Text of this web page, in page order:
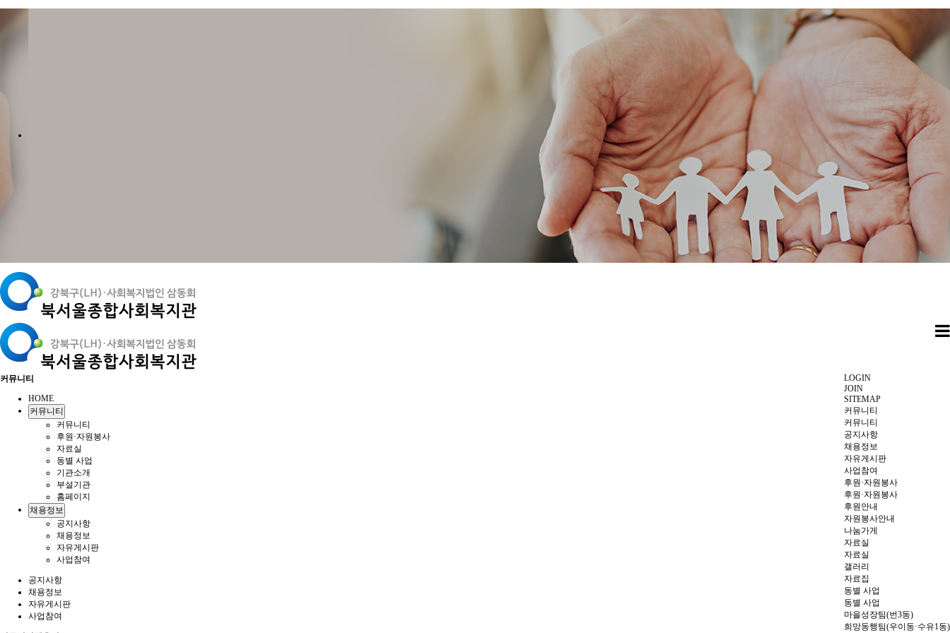
LOGIN
JOIN
SITEMAP
커뮤니티
커뮤니티
공지사항
채용정보
자유게시판
사업참여
후원·자원봉사
후원·자원봉사
후원안내
자원봉사안내
나눔가게
자료실
자료실
갤러리
자료집
동별 사업
동별 사업
마을성장팀(번3동)
희망동행팀(우이동·수유1동)
커뮤니티
HOME
커뮤니티
커뮤니티
후원·자원봉사
자료실
동별 사업
기관소개
부설기관
홈페이지
채용정보
공지사항
채용정보
자유게시판
사업참여
공지사항
채용정보
자유게시판
사업참여